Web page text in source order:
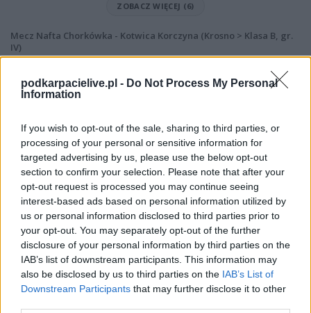
podkarpacielive.pl - Do Not Process My Personal
Information
If you wish to opt-out of the sale, sharing to third parties, or
processing of your personal or sensitive information for
targeted advertising by us, please use the below opt-out
section to confirm your selection. Please note that after your
opt-out request is processed you may continue seeing
interest-based ads based on personal information utilized by
us or personal information disclosed to third parties prior to
your opt-out. You may separately opt-out of the further
disclosure of your personal information by third parties on the
IAB’s list of downstream participants. This information may
also be disclosed by us to third parties on the IAB’s List of
Downstream Participants that may further disclose it to other
ZOBACZ WIĘCEJ (6)
Mecz Nafta Chorkówka - Kotwica Korczyna (Krosno > Klasa B, gr.
IV)
zostanie w ramach Krosno > Klasa B, gr. IV (21. kolejki - Krosno > Klasa B,
gr. IV).
bramek, kartki, składy, statystyki i informacje o przebiegu
spotkania. To kompletne źródło danych dla kibiców i pasjonatów
lokalnej piłki nożnej. Jeżeli aktualnie nie widzisz tutaj danych z pewnością
pracujemy nad tym żeby je uzupełnić.
Wynik meczu Nafta Chorkówka vs Kotwica Korczyna
Po zakończeniu spotkania automatycznie publikujemyoficjalny wynik
spotkania, a także dane meczowe, jeśli są dostępne.
Pełny harmonogram rozgrywek dostępny jest tutaj:Krosno > Klasa B,
gr. IV - terminarz.
Informacje o składach i strzelcach
W miarę dostępności danych, publikujemyskłady wyjściowe,